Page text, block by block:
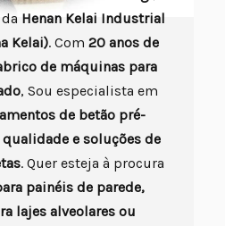
Henan Kelai Industrial
Kelai). Com 20 anos de
de máquinas para
, Sou especialista em
de betão pré-
e soluções de
. Quer esteja à procura
painéis de parede,
lajes alveolares ou